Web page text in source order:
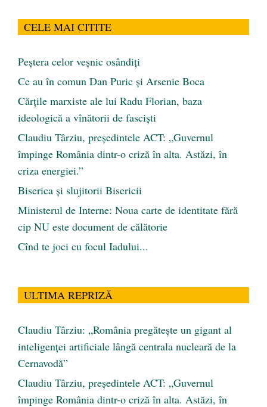
CELE MAI CITITE
Peştera celor veşnic osândiţi
Ce au în comun Dan Puric şi Arsenie Boca
Cărţile marxiste ale lui Radu Florian, baza
ideologică a vînătorii de fascişti
Claudiu Târziu, președintele ACT: „Guvernul
împinge România dintr-o criză în alta. Astăzi, în
criza energiei.”
Biserica și slujitorii Bisericii
Ministerul de Interne: Noua carte de identitate fără
cip NU este document de călătorie
Cînd te joci cu focul Iadului...
ULTIMA REPRIZĂ
Claudiu Târziu: „România pregătește un gigant al
inteligenței artificiale lângă centrala nucleară de la
Cernavodă”
Claudiu Târziu, președintele ACT: „Guvernul
împinge România dintr-o criză în alta. Astăzi, în